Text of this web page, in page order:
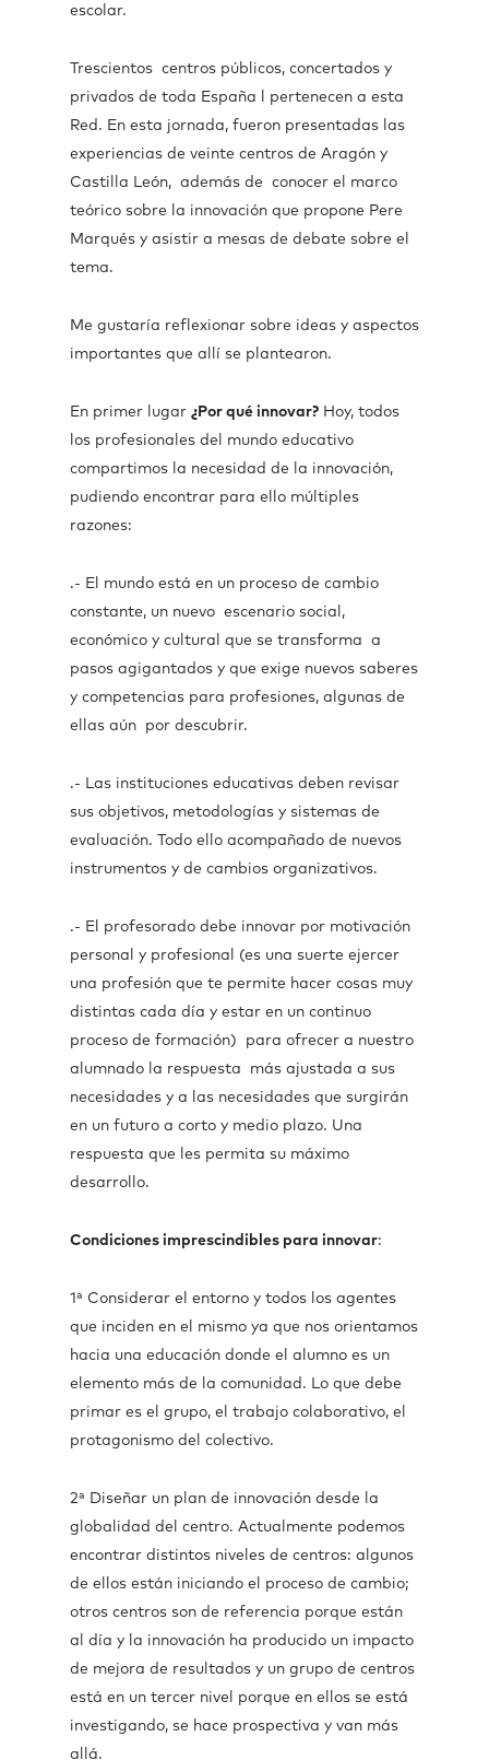
escolar.
Trescientos centros públicos, concertados y
privados de toda España l pertenecen a esta
Red. En esta jornada, fueron presentadas las
experiencias de veinte centros de Aragón y
Castilla León, además de conocer el marco
teórico sobre la innovación que propone Pere
Marqués y asistir a mesas de debate sobre el
tema.
Me gustaría reflexionar sobre ideas y aspectos
importantes que allí se plantearon.
En primer lugar ¿Por qué innovar? Hoy, todos
los profesionales del mundo educativo
compartimos la necesidad de la innovación,
pudiendo encontrar para ello múltiples
razones:
.- El mundo está en un proceso de cambio
constante, un nuevo escenario social,
económico y cultural que se transforma a
pasos agigantados y que exige nuevos saberes
y competencias para profesiones, algunas de
ellas aún por descubrir.
.- Las instituciones educativas deben revisar
sus objetivos, metodologías y sistemas de
evaluación. Todo ello acompañado de nuevos
instrumentos y de cambios organizativos.
.- El profesorado debe innovar por motivación
personal y profesional (es una suerte ejercer
una profesión que te permite hacer cosas muy
distintas cada día y estar en un continuo
proceso de formación) para ofrecer a nuestro
alumnado la respuesta más ajustada a sus
necesidades y a las necesidades que surgirán
en un futuro a corto y medio plazo. Una
respuesta que les permita su máximo
desarrollo.
Condiciones imprescindibles para innovar:
1ª Considerar el entorno y todos los agentes
que inciden en el mismo ya que nos orientamos
hacia una educación donde el alumno es un
elemento más de la comunidad. Lo que debe
primar es el grupo, el trabajo colaborativo, el
protagonismo del colectivo.
2ª Diseñar un plan de innovación desde la
globalidad del centro. Actualmente podemos
encontrar distintos niveles de centros: algunos
de ellos están iniciando el proceso de cambio;
otros centros son de referencia porque están
al día y la innovación ha producido un impacto
de mejora de resultados y un grupo de centros
está en un tercer nivel porque en ellos se está
investigando, se hace prospectiva y van más
allá.